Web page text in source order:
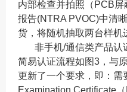
内部检查并拍照（PCB
报告(NTRA PVOC)中清
货，将随机抽取两台样机
非手机/通信类产品认
简易认证流程如图3，与
更新了一个要求，即：需
Examination Certificate